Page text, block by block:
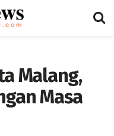
Malang,
Masa